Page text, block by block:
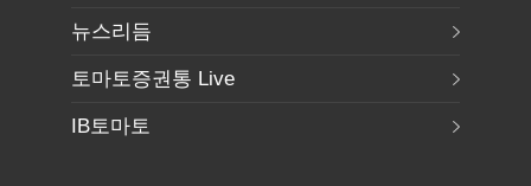
뉴스리듬
토마토증권통 Live
IB토마토